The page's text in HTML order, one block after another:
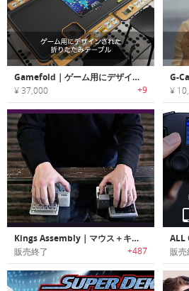
Gamefold｜ゲーム用にデザインされた折りたたみテーブル
¥ 37,000 +9 ¥
Kings Assembly｜マウス＋キーボード＋ジョイスティック
販売終了 +487 販売